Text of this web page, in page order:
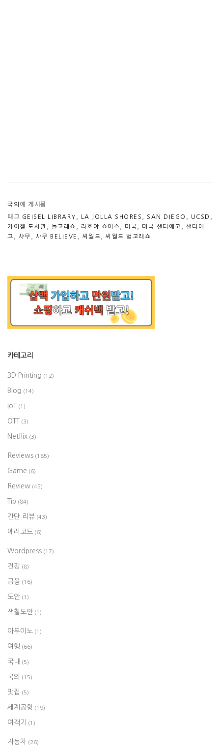
국외 에 게시됨
태그 GEISEL LIBRARY LA JOLLA SHORES SAN DIEGO UCSD
가이젤 도서관
돌고래쇼 라호야 쇼어스 미국 미국 샌디에고
샌디에
고
샤무 샤무 BELIEVE 씨월드 씨월드 범고래쇼
카테고리
3D Printing (12)
Blog (14)
IoT (1)
OTT (3)
Netflix (3)
Reviews (185)
Game (6)
Review (45)
Tip (84)
간단 리뷰 (43)
에러코드 (6)
Wordpress (17)
건강 (8)
금융 (16)
도안 (1)
색칠도안 (1)
아두이노 (1)
여행 (66)
국내 (5)
국외 (15)
맛집 (5)
세계공항 (19)
여객기 (1)
자동차 (26)